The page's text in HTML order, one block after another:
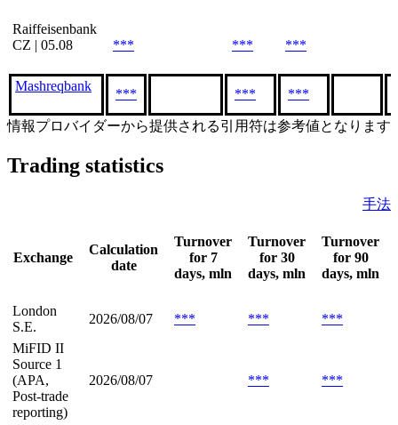
Raiffeisenbank
CZ | 05.08
*** *** ***
Mashreqbank
*** *** ***
情報プロバイダーから提供される引用符は参考値となります
Trading statistics
手法
Exchange
Calculation
date
Turnover
for 7
days, mln
Turnover
for 30
days, mln
Turnover
for 90
days, mln
London
S.E.
2026/08/07 *** *** ***
MiFID II
Source 1
(APA,
Post-trade
reporting)
2026/08/07 *** ***